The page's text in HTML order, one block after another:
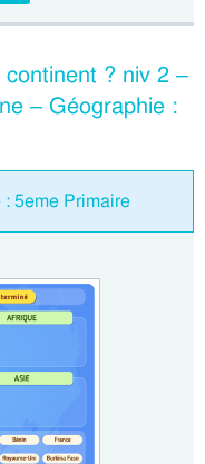
? niv 2 –
– Géographie :
5eme Primaire